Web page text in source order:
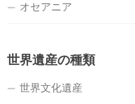
オセアニア
世界遺産の種類
世界文化遺産